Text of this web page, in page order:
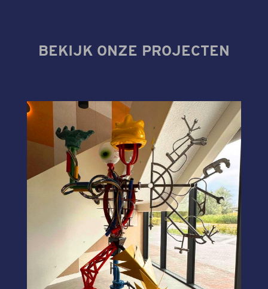
BEKIJK ONZE PROJECTEN